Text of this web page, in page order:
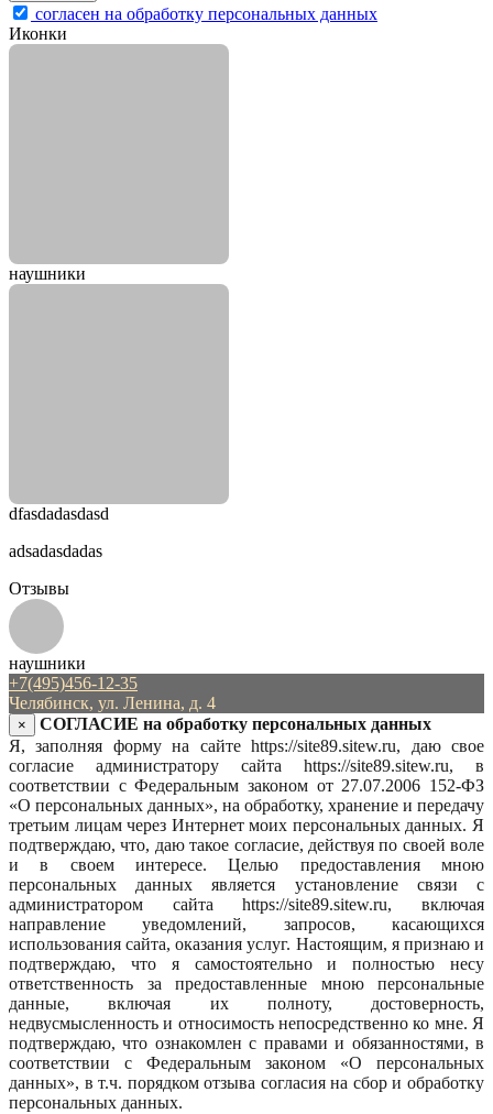
согласен на обработку персональных данных
Иконки
наушники
dfasdadasdasd
adsadasdadas
Отзывы
наушники
+7(495)456-12-35
Челябинск, ул. Ленина, д. 4
×
СОГЛАСИЕ на обработку персональных данных
Я, заполняя форму на сайте https://site89.sitew.ru, даю свое
согласие администратору сайта https://site89.sitew.ru, в
соответствии с Федеральным законом от 27.07.2006 152-ФЗ
«О персональных данных», на обработку, хранение и передачу
третьим лицам через Интернет моих персональных данных. Я
подтверждаю, что, даю такое согласие, действуя по своей воле
и в своем интересе. Целью предоставления мною
персональных данных является установление связи с
администратором сайта https://site89.sitew.ru, включая
направление уведомлений, запросов, касающихся
использования сайта, оказания услуг. Настоящим, я признаю и
подтверждаю, что я самостоятельно и полностью несу
ответственность за предоставленные мною персональные
данные, включая их полноту, достоверность,
недвусмысленность и относимость непосредственно ко мне. Я
подтверждаю, что ознакомлен с правами и обязанностями, в
соответствии с Федеральным законом «О персональных
данных», в т.ч. порядком отзыва согласия на сбор и обработку
персональных данных.